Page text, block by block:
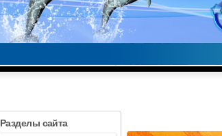
Разделы сайта